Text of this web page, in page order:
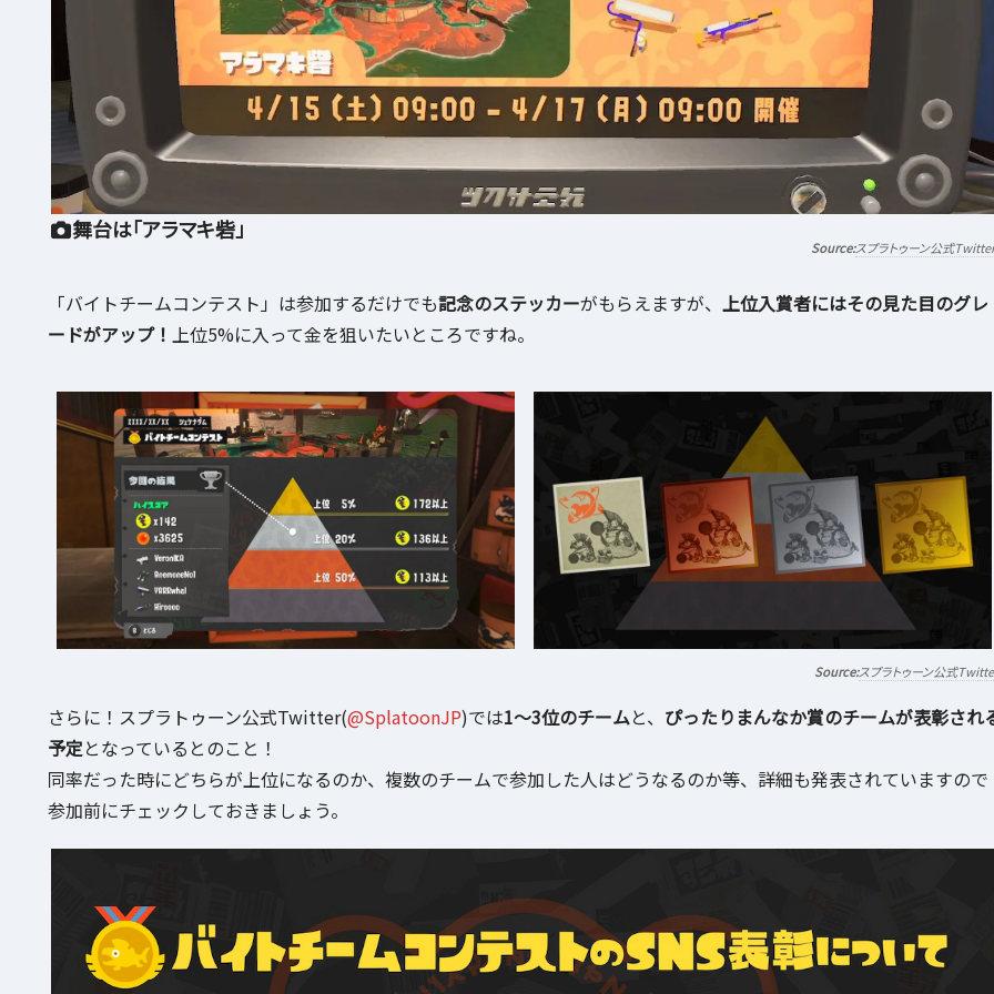
舞台は「アラマキ砦」
スプラトゥーン公式Twitter
「バイトチームコンテスト」は参加するだけでも記念のステッカーがもらえますが、 上位入賞者にはその見た目のグレ
ードがアップ！ 上位5%に入って金を狙いたいところですね。
スプラトゥーン公式
さらに！スプラトゥーン公式Twitter(@SplatoonJP)では1～3位のチームと、 ぴったりまんなか賞のチームが表彰され
予定となっているとのこと！
同率だった時にどちらが上位になるのか、複数のチームで参加した人はどうなるのか等、詳細も発表されていますので
参加前にチェックしておきましょう。